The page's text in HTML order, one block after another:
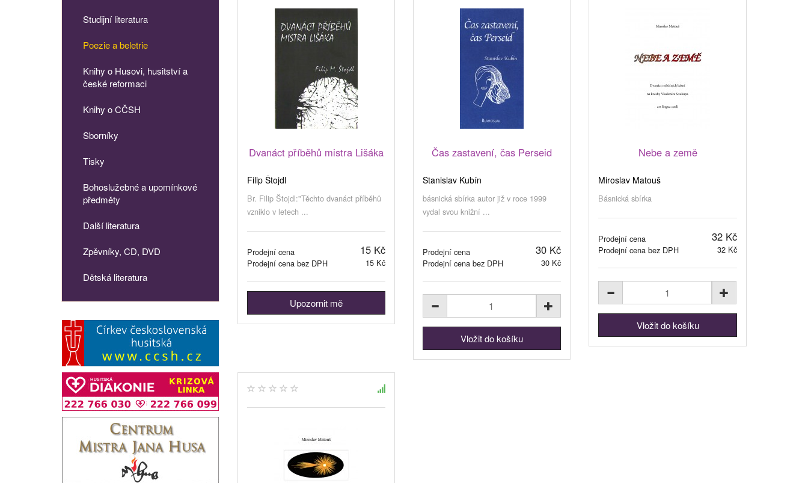
Dvanáct příběhů mistra Lišáka
Filip Štojdl
Br. Filip Štojdl:"Těchto dvanáct příběhů
vzniklo v letech ...
Prodejní cena 15 Kč
Prodejní cena bez DPH 15 Kč
Upozornit mě
Čas zastavení, čas Perseid
Stanislav Kubín
básnická sbírka autor již v roce 1999
vydal svou knižní ...
Prodejní cena 30 Kč
Prodejní cena bez DPH 30 Kč
Nebe a země
Miroslav Matouš
Básnická sbírka
Prodejní cena 32 Kč
Prodejní cena bez DPH 32 Kč
Studijní literatura
Poezie a beletrie
Knihy o Husovi, husitství a
české reformaci
Knihy o CČSH
Sborníky
Tisky
Bohoslužebné a upomínkové
předměty
Další literatura
Zpěvníky, CD, DVD
Dětská literatura